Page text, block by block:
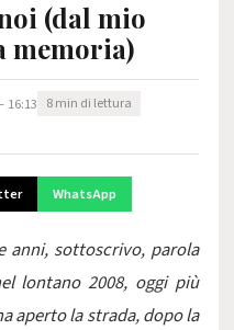
(dal mio
memoria)
16:13 8 min di lettura
WhatsApp
anni, sottoscrivo, parola
lontano 2008, oggi più
aperto la strada, dopo la